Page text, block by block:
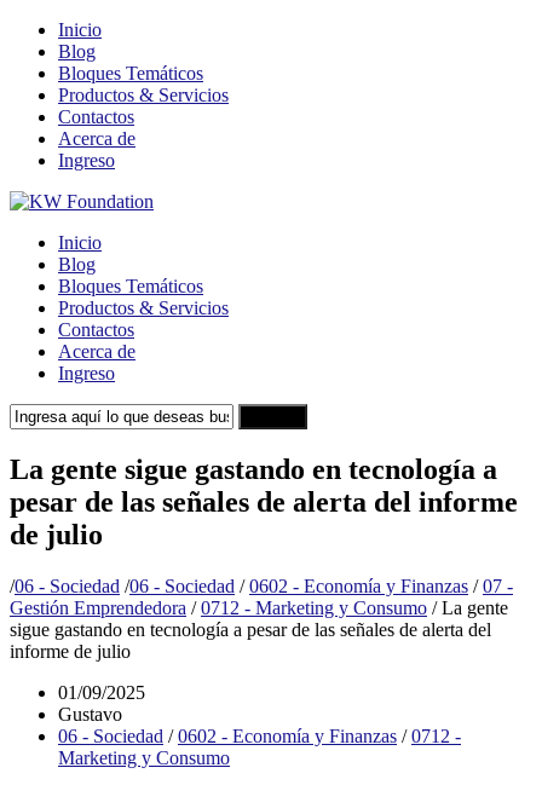
Inicio
Blog
Bloques Temáticos
Productos & Servicios
Contactos
Acerca de
Ingreso
Inicio
Blog
Bloques Temáticos
Productos & Servicios
Contactos
Acerca de
Ingreso
La gente sigue gastando en tecnología a
pesar de las señales de alerta del informe
de julio
/06 - Sociedad /06 - Sociedad / 0602 - Economía y Finanzas / 07 -
Gestión Emprendedora / 0712 - Marketing y Consumo /La gente
sigue gastando en tecnología a pesar de las señales de alerta del
informe de julio
01/09/2025
Gustavo
06 - Sociedad /0602 - Economía y Finanzas /0712 -
Marketing y Consumo